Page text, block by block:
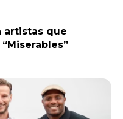
artistas que